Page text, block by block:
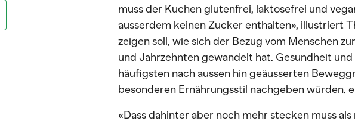
muss der Kuchen glutenfrei, laktosefrei und
ausserdem keinen Zucker enthalten», illustriert
zeigen soll, wie sich der Bezug vom Menschen
und Jahrzehnten gewandelt hat. Gesundheit
häufigsten nach aussen hin geäusserten
besonderen Ernährungsstil nachgeben würden,
«Dass dahinter aber noch mehr stecken muss